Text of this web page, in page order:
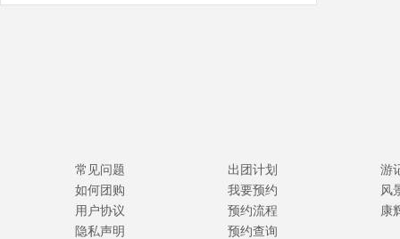
常见问题
如何团购
用户协议
隐私声明
出团计划
我要预约
预约流程
预约查询
游
风
康